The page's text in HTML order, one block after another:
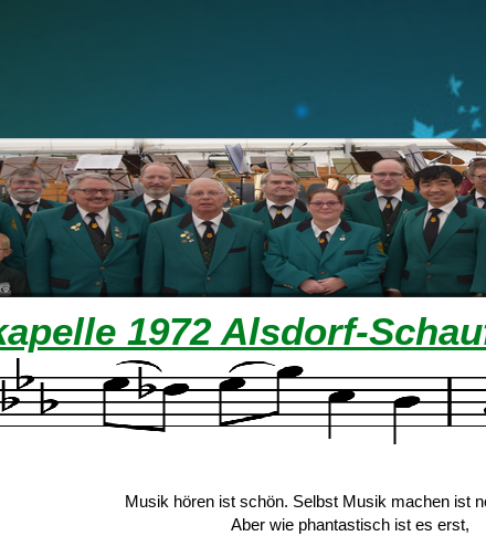
1972 Alsdorf-
Musik hören ist schön. Selbst Musik machen ist
Aber wie phantastisch ist es erst,